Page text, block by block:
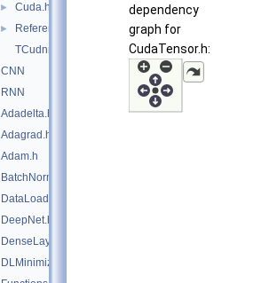
► Cuda.h
►
Reference.h
TCudnn.h
CNN
RNN
Adadelta.h
Adagrad.h
Adam.h
BatchNormLayer.h
DataLoader.h
DeepNet.h
DenseLayer.h
DLMinimizers.h
dependency
graph for
CudaTensor.h: